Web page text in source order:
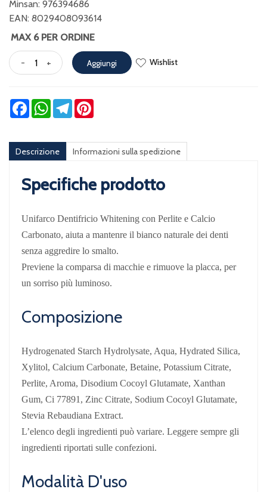
Minsan: 976394686
EAN: 8029408093614
MAX 6 PER ORDINE
- + Aggiungi Wishlist
FacebookWhatsApp
Telegram
Descrizione Informazioni sulla spedizione
Specifiche prodotto
Unifarco Dentifricio Whitening con Perlite e Calcio
Carbonato, aiuta a mantenre il bianco naturale dei denti
senza aggredire lo smalto.
Previene la comparsa di macchie e rimuove la placca, per
un sorriso più luminoso.
Composizione
Hydrogenated Starch Hydrolysate, Aqua, Hydrated Silica,
Xylitol, Calcium Carbonate, Betaine, Potassium Citrate,
Perlite, Aroma, Disodium Cocoyl Glutamate, Xanthan
Gum, Ci 77891, Zinc Citrate, Sodium Cocoyl Glutamate,
Stevia Rebaudiana Extract.
L’elenco degli ingredienti può variare. Leggere sempre gli
ingredienti riportati sulle confezioni.
Modalità D'uso